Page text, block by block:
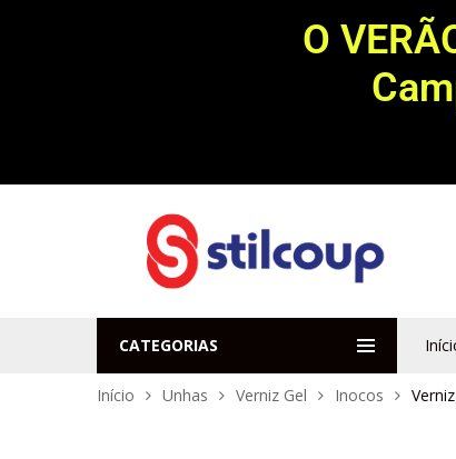
O
CATEGORIAS
Início Unhas Verniz Gel Inocos